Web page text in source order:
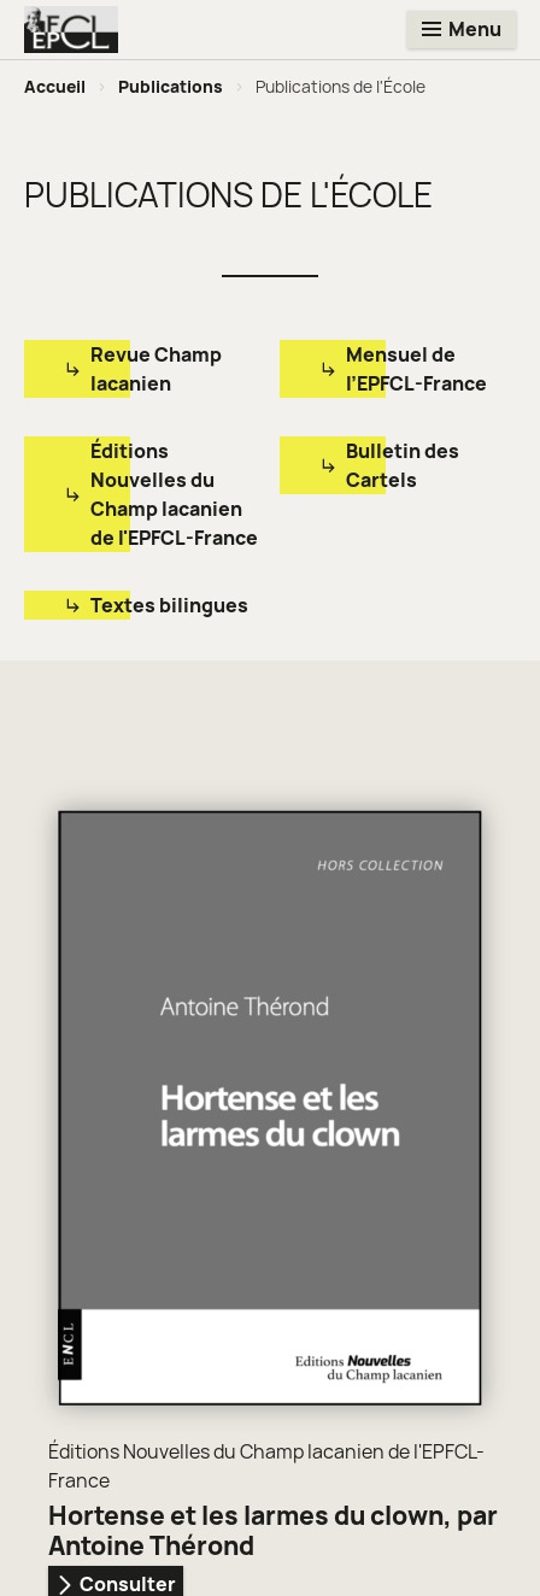
Menu
Accueil > Publications > Publications de l'École
PUBLICATIONS DE L'ÉCOLE
Revue Champ
lacanien
Mensuel de
l’EPFCL-France
Éditions
Nouvelles du
Champ lacanien
de l'EPFCL-France
Bulletin des
Cartels
Textes bilingues
Éditions Nouvelles du Champ lacanien de l'EPFCL-
France
Hortense et les larmes du clown, par
Antoine Thérond
Consulter